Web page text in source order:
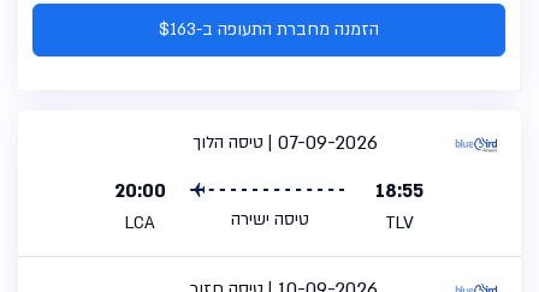
הזמנה מחברת התעופה ב-$163
טיסה הלוך
07-09-2026
18:55
TLV טיסה ישירה
20:00
LCA